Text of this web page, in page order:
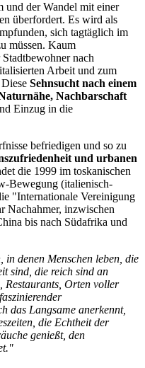
und der Wandel mit einer
überfordert. Es wird als
sich tagtäglich im
müssen. Kaum
nach
Arbeit und zum
Sehnsucht nach einem
Nachbarschaft
Einzug in die
befriedigen und so zu
und urbanen
die 1999 im toskanischen
Bewegung (italienisch-
"Internationale Vereinigung
Nachahmer, inzwischen
bis nach Südafrika und
in denen Menschen leben, die
sind, die reich sind an
Restaurants, Orten voller
das Langsame anerkennt,
die Echtheit der
genießt, den